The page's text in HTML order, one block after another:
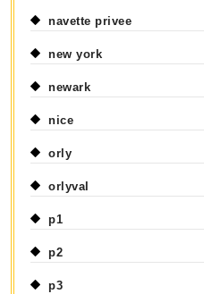
navette privee
new york
newark
nice
orly
orlyval
p1
p2
p3